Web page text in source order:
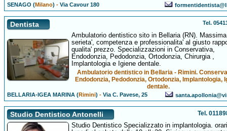
SENAGO (Milano) -Via Cavour 180
Dentista Tel.
Ambulatorio dentistico sito in Bellaria (RN). Massima
serieta', competenza e professionalita' al giusto
qualita' prezzo. Specializzazioni in Conservativa,
Endodonzia, Pedodonzia, Ortodonzia, Chirurgia ,
Implantologia e Igiene dentale.
Ambulatorio dentistico in Bellaria - Rimini.
Endodonzia, Pedodonzia, Ortodonzia, Implantologia,
dentale.
BELLARIA-IGEA MARINA (Rimini) -Via C. Pavese, 25
Studio Dentistico Antonelli Tel.
Studio Dentistico Specializzato in implantologia.